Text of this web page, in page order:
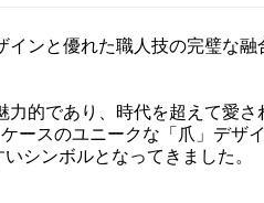
インと優れた職人技の完璧な融
的であり、時代を超えて愛
ースのユニークな「爪」デザ
シンボルとなってきました。